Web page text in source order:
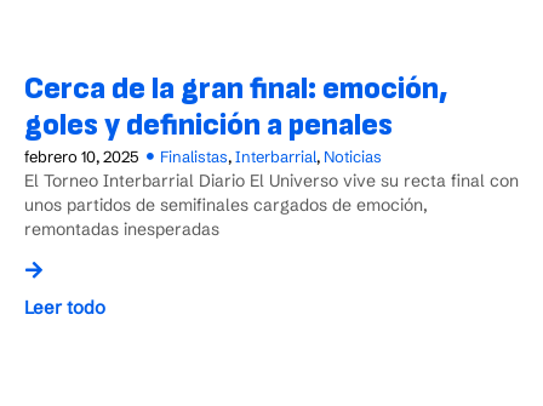
Cerca de la gran final: emoción,
goles y definición a penales
febrero 10, 2025 Finalistas,Interbarrial, Noticias
El Torneo Interbarrial Diario El Universo vive su recta final con
unos partidos de semifinales cargados de emoción,
remontadas inesperadas
Leer todo